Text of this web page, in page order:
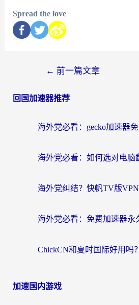
Spread the love
← 前一篇文章
回国加速器推荐
加速国内游戏